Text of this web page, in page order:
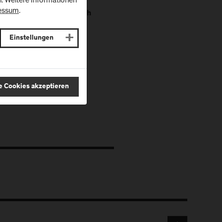
Anmeldung erforderlich
auf Sie!
Online-
einfach melden
.
Einstellungen
Cookies akzeptieren